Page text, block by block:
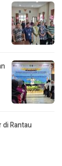
di Rantau